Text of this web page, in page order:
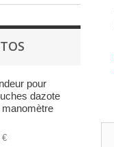
pour
dazote
€